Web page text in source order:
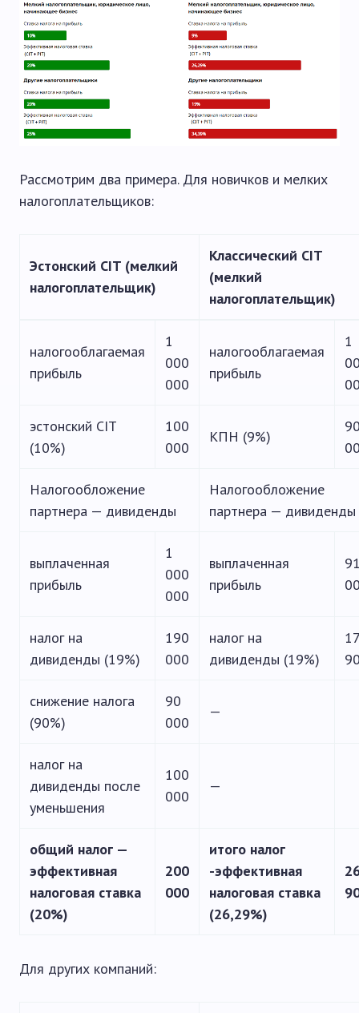
Рассмотрим два примера. Для новичков и мелких
налогоплательщиков:
Эстонский CIT (мелкий
налогоплательщик)
Классический CIT
(мелкий
налогоплательщик)
налогооблагаемая
прибыль
1
000
000
налогооблагаемая
прибыль
1
эстонский CIT
(10%)
100
000
КПН (9%)
Налогообложение
партнера — дивиденды
Налогообложение
партнера — дивиденды
выплаченная
прибыль
1
000
000
выплаченная
прибыль
налог на
дивиденды (19%)
190
000
налог на
дивиденды (19%)
снижение налога
(90%)
90
000
—
налог на
дивиденды после
уменьшения
100
000
—
общий налог —
эффективная
налоговая ставка
(20%)
200
000
итого налог
-эффективная
налоговая ставка
(26,29%)
Для других компаний: